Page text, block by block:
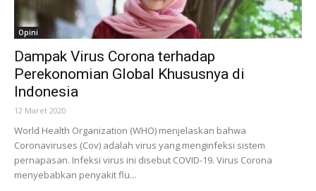
Opini
Dampak Virus Corona terhadap
Perekonomian Global Khususnya di
Indonesia
12 Maret 2020
World Health Organization (WHO) menjelaskan bahwa
Coronaviruses (Cov) adalah virus yang menginfeksi sistem
pernapasan. Infeksi virus ini disebut COVID-19. Virus Corona
menyebabkan penyakit flu...